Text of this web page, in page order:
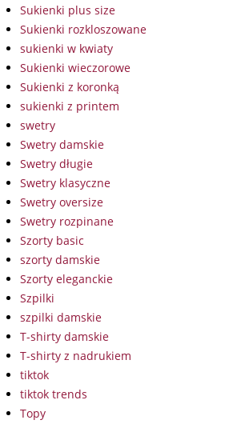
Sukienki plus size
Sukienki rozkloszowane
sukienki w kwiaty
Sukienki wieczorowe
Sukienki z koronką
sukienki z printem
swetry
Swetry damskie
Swetry długie
Swetry klasyczne
Swetry oversize
Swetry rozpinane
Szorty basic
szorty damskie
Szorty eleganckie
Szpilki
szpilki damskie
T-shirty damskie
T-shirty z nadrukiem
tiktok
tiktok trends
Topy